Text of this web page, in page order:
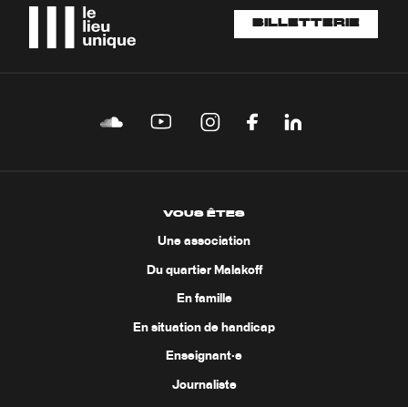
BILLETTERIE
VOUS ÊTES
Une association
Du quartier Malakoff
En famille
En situation de handicap
Enseignant·e
Journaliste